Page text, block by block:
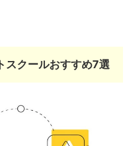
スクールおすすめ7選